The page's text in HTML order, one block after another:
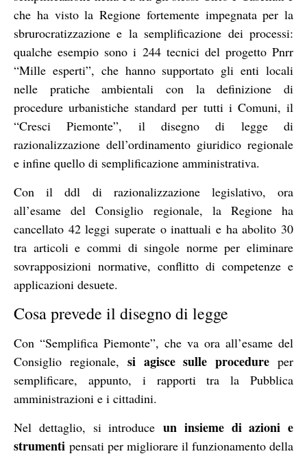
che ha visto la Regione fortemente impegnata per la
sbrurocratizzazione e la semplificazione dei processi:
qualche esempio sono i 244 tecnici del progetto Pnrr
“Mille esperti”, che hanno supportato gli enti locali
nelle pratiche ambientali con la definizione di
procedure urbanistiche standard per tutti i Comuni, il
“Cresci Piemonte”, il disegno di legge di
razionalizzazione dell’ordinamento giuridico regionale
e infine quello di semplificazione amministrativa.
Con il ddl di razionalizzazione legislativo, ora
all’esame del Consiglio regionale, la Regione ha
cancellato 42 leggi superate o inattuali e ha abolito 30
tra articoli e commi di singole norme per eliminare
sovrapposizioni normative, conflitto di competenze e
applicazioni desuete.
Cosa prevede il disegno di legge
Con “Semplifica Piemonte”, che va ora all’esame del
Consiglio regionale, si agisce sulle procedureper
semplificare, appunto, i rapporti tra la Pubblica
amministrazioni e i cittadini.
Nel dettaglio, si introduce un insieme di azioni e
strumenti pensati per migliorare il funzionamento della